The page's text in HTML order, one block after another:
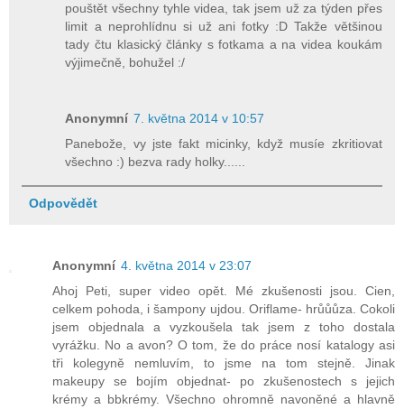
pouštět všechny tyhle videa, tak jsem už za týden přes
limit a neprohlídnu si už ani fotky :D Takže většinou
tady čtu klasický články s fotkama a na videa koukám
výjimečně, bohužel :/
Anonymní 7. května 2014 v 10:57
Panebože, vy jste fakt micinky, když musíe zkritiovat
všechno :) bezva rady holky......
Odpovědět
Anonymní 4. května 2014 v 23:07
Ahoj Peti, super video opět. Mé zkušenosti jsou. Cien,
celkem pohoda, i šampony ujdou. Oriflame- hrůůůza. Cokoli
jsem objednala a vyzkoušela tak jsem z toho dostala
vyrážku. No a avon? O tom, že do práce nosí katalogy asi
tři kolegyně nemluvím, to jsme na tom stejně. Jinak
makeupy se bojím objednat- po zkušenostech s jejich
krémy a bbkrémy. Všechno ohromně navoněné a hlavně